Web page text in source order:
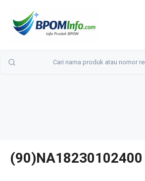
(90)NA18230102400